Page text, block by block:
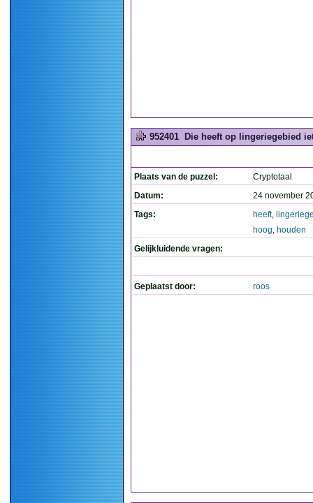
952401 Die heeft op lingeriegebied
Plaats van de puzzel:
Cryptotaal
Datum:
24 november
Tags:
heeft,
hoog, houden
Gelijkluidende vragen:
Geplaatst door: roos